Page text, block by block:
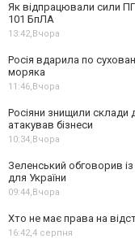
Як відпрацювали сили
101 БпЛА
13:42,Вчора
Росія вдарила по
моряка
11:46,Вчора
Росіяни знищили склади
атакував бізнеси
10:34,Вчора
Зеленський обговорив
для України
09:44,Вчора
Хто не має права на
16:42,4 серпня